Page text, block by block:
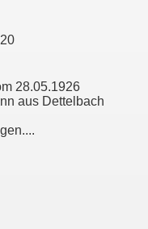
28.05.1926
aus Dettelbach